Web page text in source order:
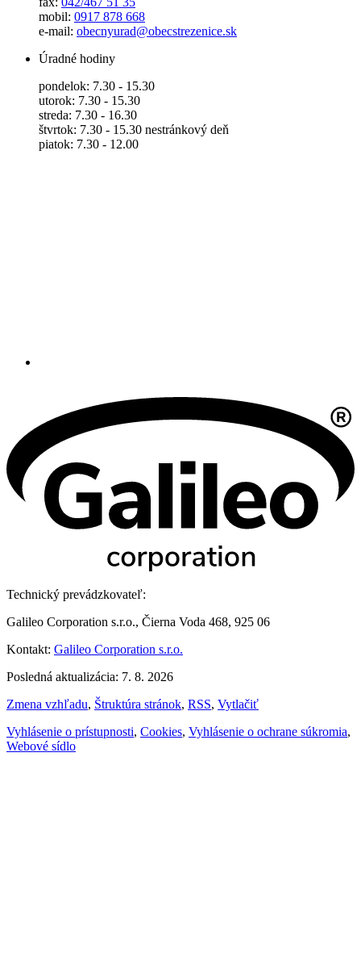
mobil: 0917 878 668
e-mail: obecnyurad@obecstrezenice.sk
Úradné hodiny
pondelok: 7.30 - 15.30
utorok: 7.30 - 15.30
streda: 7.30 - 16.30
štvrtok: 7.30 - 15.30 nestránkový deň
piatok: 7.30 - 12.00
Technický prevádzkovateľ:
Galileo Corporation s.r.o., Čierna Voda 468, 925 06
Kontakt: Galileo Corporation s.r.o.
Posledná aktualizácia: 7. 8. 2026
Zmena vzhľadu, Štruktúra stránok, RSS, Vytlačiť
Vyhlásenie o prístupnosti, Cookies, Vyhlásenie o ochrane súkromia,
Webové sídlo